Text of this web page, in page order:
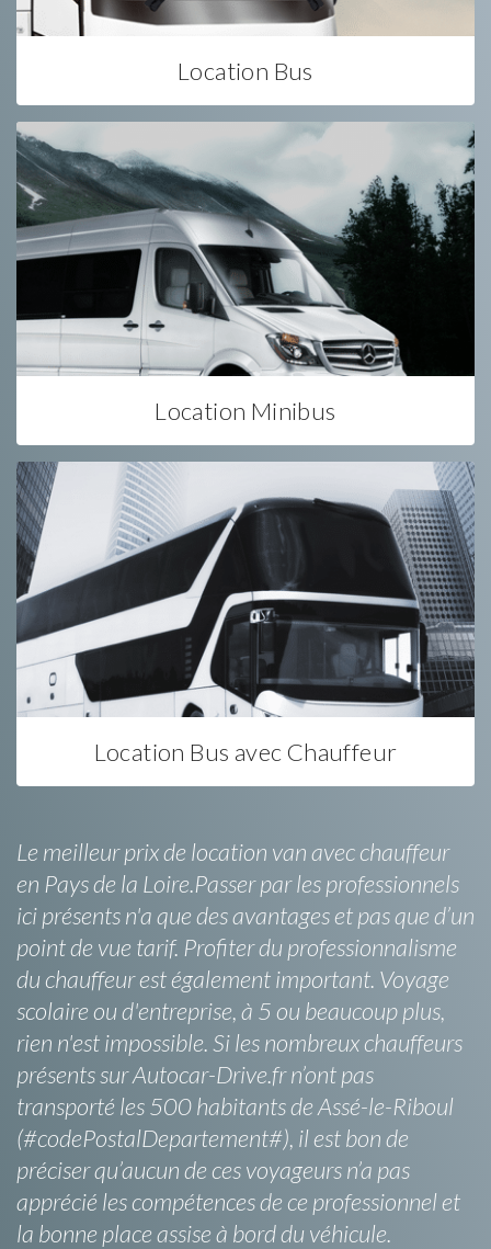
Location Bus
Location Minibus
Location Bus avec Chauffeur
Le meilleur prix de location van avec chauffeur
en Pays de la Loire.Passer par les professionnels
ici présents n'a que des avantages et pas que d’un
point de vue tarif. Profiter du professionnalisme
du chauffeur est également important. Voyage
scolaire ou d'entreprise, à 5 ou beaucoup plus,
rien n'est impossible. Si les nombreux chauffeurs
présents sur Autocar-Drive.fr n’ont pas
transporté les 500 habitants de Assé-le-Riboul
(#codePostalDepartement#), il est bon de
préciser qu’aucun de ces voyageurs n’a pas
apprécié les compétences de ce professionnel et
la bonne place assise à bord du véhicule.